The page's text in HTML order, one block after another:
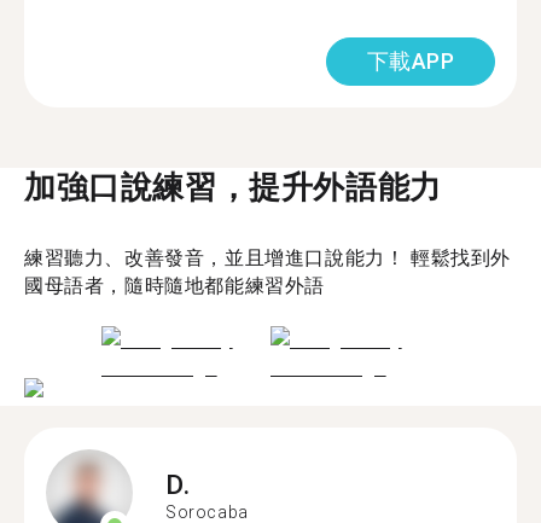
下載APP
加強口說練習，提升外語能力
練習聽力、改善發音，並且增進口說能力！ 輕鬆找到外
國母語者，隨時隨地都能練習外語
D.
Sorocaba